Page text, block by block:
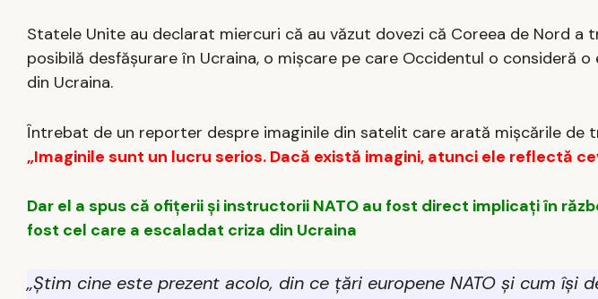
Statele Unite au declarat miercuri că au văzut dovezi că Coreea de Nord a
posibilă desfășurare în Ucraina, o mișcare pe care Occidentul o consideră
din Ucraina.
Întrebat de un reporter despre imaginile din satelit care arată mișcările de
„Imaginile sunt un lucru serios. Dacă există imagini, atunci ele reflectă
Dar el a spus că ofițerii și instructorii NATO au fost direct implicați în
fost cel care a escaladat criza din Ucraina
„Știm cine este prezent acolo, din ce țări europene NATO și cum își